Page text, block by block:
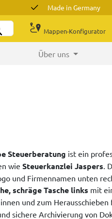
Made in Germany
Mappen-Konfigurator
Über uns
Steuerberatung ist ein
wie Steuerkanzlei Jaspers.
und Firmennamen unten
schräge Tasche links mit
innen und zum
sichere Archivierung von